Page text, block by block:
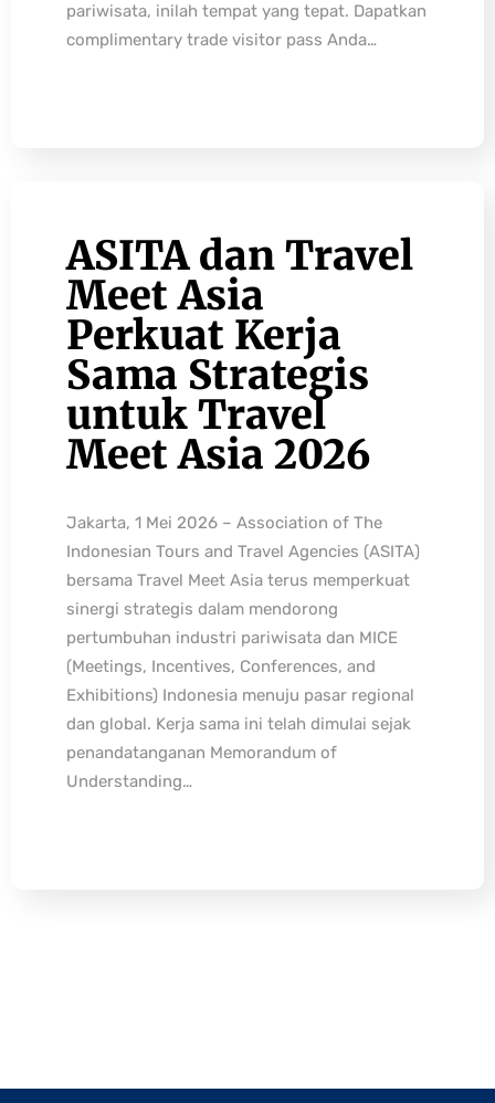
pariwisata, inilah tempat yang tepat. Dapatkan
complimentary trade visitor pass Anda…
ASITA dan Travel
Meet Asia
Perkuat Kerja
Sama Strategis
untuk Travel
Meet Asia 2026
Jakarta, 1 Mei 2026 – Association of The
Indonesian Tours and Travel Agencies (ASITA)
bersama Travel Meet Asia terus memperkuat
sinergi strategis dalam mendorong
pertumbuhan industri pariwisata dan MICE
(Meetings, Incentives, Conferences, and
Exhibitions) Indonesia menuju pasar regional
dan global. Kerja sama ini telah dimulai sejak
penandatanganan Memorandum of
Understanding…